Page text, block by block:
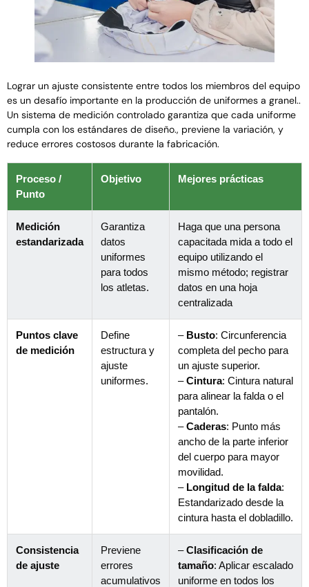
Lograr un ajuste consistente entre todos los miembros del equipo
es un desafío importante en la producción de uniformes a granel..
Un sistema de medición controlado garantiza que cada uniforme
cumpla con los estándares de diseño., previene la variación, y
reduce errores costosos durante la fabricación.
Proceso /
Punto
Objetivo Mejores prácticas
Medición
estandarizada
Garantiza
datos
uniformes
para todos
los atletas.
Haga que una persona
capacitada mida a todo el
equipo utilizando el
mismo método; registrar
datos en una hoja
centralizada
Puntos clave
de medición
Define
estructura y
ajuste
uniformes.
– Busto: Circunferencia
completa del pecho para
un ajuste superior.
–Cintura: Cintura natural
para alinear la falda o el
pantalón.
–Caderas: Punto más
ancho de la parte inferior
del cuerpo para mayor
movilidad.
– Longitud de la falda:
Estandarizado desde la
cintura hasta el dobladillo.
Consistencia
de ajuste
Previene
errores
acumulativos
–Clasificación de
tamaño: Aplicar escalado
uniforme en todos los